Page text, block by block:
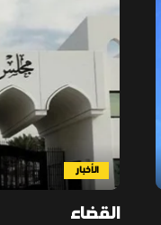
الأخبار
القضاء